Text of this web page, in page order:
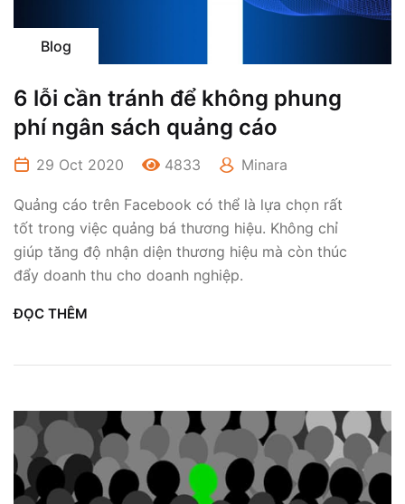
Blog
6 lỗi cần tránh để không phung
phí ngân sách quảng cáo
29 Oct 2020 4833 Minara
Quảng cáo trên Facebook có thể là lựa chọn rất
tốt trong việc quảng bá thương hiệu. Không chỉ
giúp tăng độ nhận diện thương hiệu mà còn thúc
đẩy doanh thu cho doanh nghiệp.
ĐỌC THÊM